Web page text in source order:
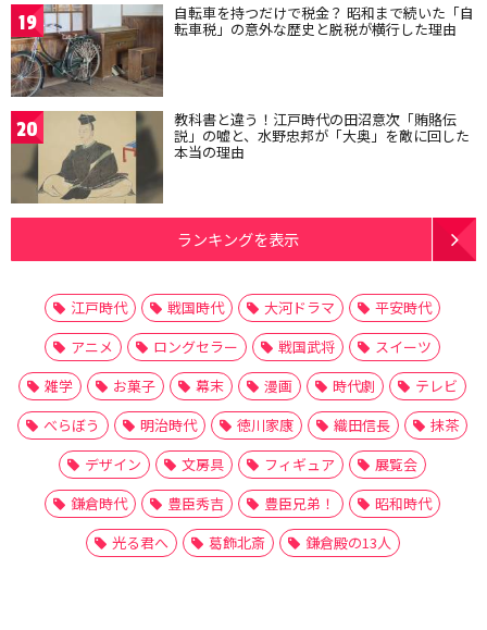
19 自転車を持つだけで税金？ 昭和まで続いた「自
転車税」の意外な歴史と脱税が横行した理由
20 教科書と違う！江戸時代の田沼意次「賄賂伝
説」の嘘と、水野忠邦が「大奥」を敵に回した
本当の理由
ランキングを表示
江戸時代 戦国時代 大河ドラマ
平安時代
アニメ
ロングセラー 戦国武将
スイーツ
雑学
お菓子 幕末 漫画 時代劇
テレビ
べらぼう
明治時代 徳川家康 織田信長
抹茶
デザイン
文房具 フィギュア
展覧会
鎌倉時代
豊臣秀吉 豊臣兄弟！
昭和時代
光る君へ
葛飾北斎 鎌倉殿の13人